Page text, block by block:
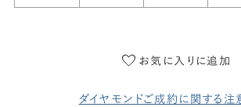
お気に入りに追加
ダイヤモンドご成約に関する注